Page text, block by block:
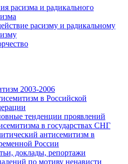
расизма и радикального
расизму и радикальному
2003-2006
в Российской
тенденции проявлений
в государствах СНГ
антисемитизм в
России
доклады, репортажи
по мотиву ненависти